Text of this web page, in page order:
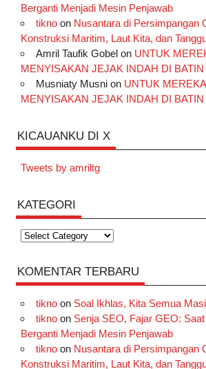
Berganti Menjadi Mesin Penjawab
tiknoon Nusantara di Persimpangan
Konstruksi Maritim, Laut Kita, dan
Amril Taufik Gobelon UNTUK
MENYISAKAN JEJAK INDAH DI BATIN
Musniaty Musnion UNTUK
MENYISAKAN JEJAK INDAH DI BATIN
KICAUANKU DI X
Tweets by amriltg
KATEGORI
Kategori
KOMENTAR TERBARU
tiknoon Soal Ikhlas, Kita Semua
tiknoon Senja SEO, Fajar GEO:
Berganti Menjadi Mesin Penjawab
tiknoon Nusantara di Persimpangan
Konstruksi Maritim, Laut Kita, dan